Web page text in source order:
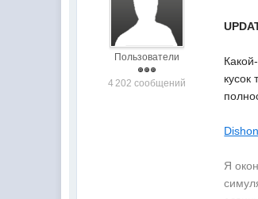
Пользователи
4 202 сообщений
Я